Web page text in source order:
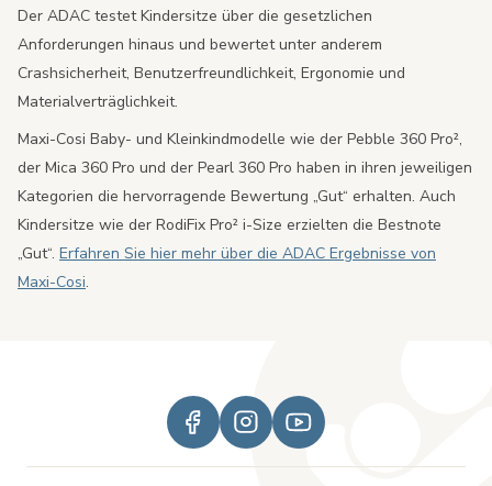
Der ADAC testet Kindersitze über die gesetzlichen
Anforderungen hinaus und bewertet unter anderem
Crashsicherheit, Benutzerfreundlichkeit, Ergonomie und
Materialverträglichkeit.
Maxi-Cosi Baby- und Kleinkindmodelle wie der Pebble 360 Pro²,
der Mica 360 Pro und der Pearl 360 Pro haben in ihren jeweiligen
Kategorien die hervorragende Bewertung „Gut“ erhalten. Auch
Kindersitze wie der RodiFix Pro² i-Size erzielten die Bestnote
„Gut“. Erfahren Sie hier mehr über die ADAC Ergebnisse von
Maxi-Cosi.